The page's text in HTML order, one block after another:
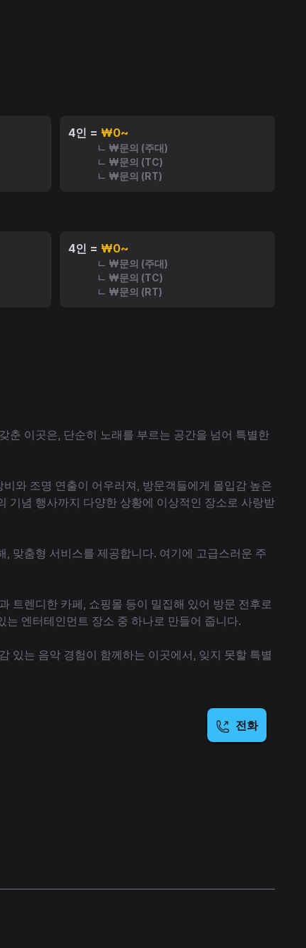
4인 = ₩0~
ㄴ ₩문의 (주대)
ㄴ ₩문의 (TC)
ㄴ ₩문의 (RT)
4인 = ₩0~
ㄴ ₩문의 (주대)
ㄴ ₩문의 (TC)
ㄴ ₩문의 (RT)
춘 이곳은, 단순히 노래를 부르는 공간을 넘어 특별한
와 조명 연출이 어우러져, 방문객들에게 몰입감 높은
기념 행사까지 다양한 상황에 이상적인 장소로 사랑받
맞춤형 서비스를 제공합니다. 여기에 고급스러운 주
트렌디한 카페, 쇼핑몰 등이 밀집해 있어 방문 전후로
엔터테인먼트 장소 중 하나로 만들어 줍니다.
있는 음악 경험이 함께하는 이곳에서, 잊지 못할 특별
전화